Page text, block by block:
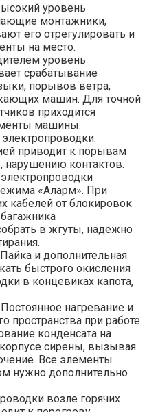
уровень
монтажники,
его отрегулировать и
на место.
уровень
срабатывание
порывов ветра,
машин. Для точной
приходится
машины.
приводит к порывам
нарушению контактов.
«Аларм». При
кабелей от блокировок
в жгуты, надежно
и дополнительная
быстрого окисления
в концевиках капота,
нагревание и
пространства при работе
конденсата на
сирены, вызывая
Все элементы
нужно дополнительно
возле горячих